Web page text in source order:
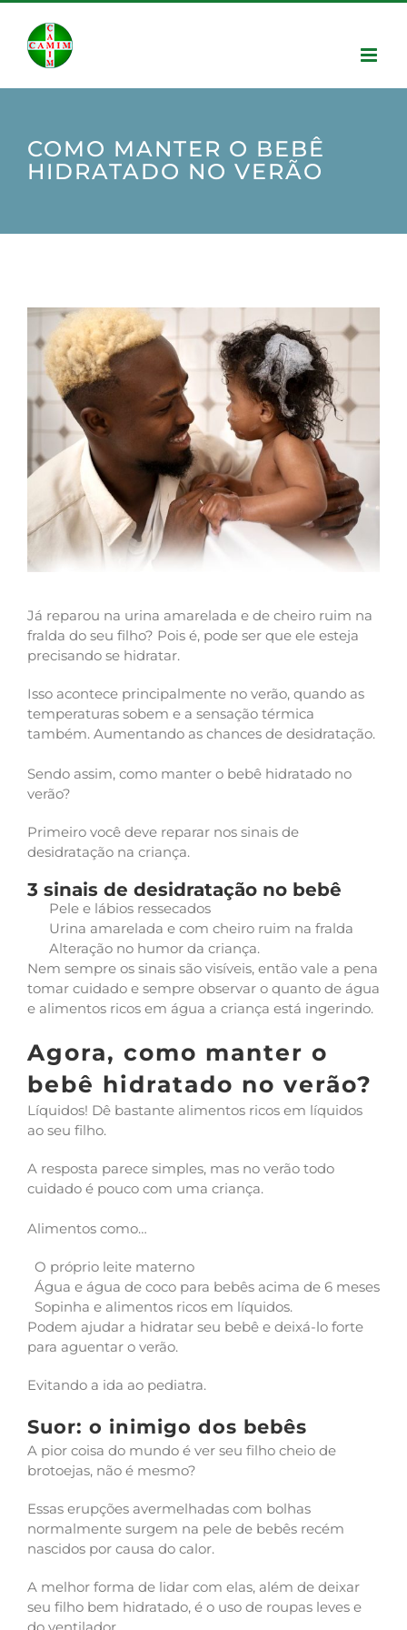
COMO MANTER O BEBÊ
HIDRATADO NO VERÃO
Já reparou na urina amarelada e de cheiro ruim na
fralda do seu filho? Pois é, pode ser que ele esteja
precisando se hidratar.
Isso acontece principalmente no verão, quando as
temperaturas sobem e a sensação térmica
também. Aumentando as chances de desidratação.
Sendo assim, como manter o bebê hidratado no
verão?
Primeiro você deve reparar nos sinais de
desidratação na criança.
3 sinais de desidratação no bebê
Pele e lábios ressecados
Urina amarelada e com cheiro ruim na fralda
Alteração no humor da criança.
Nem sempre os sinais são visíveis, então vale a pena
tomar cuidado e sempre observar o quanto de água
e alimentos ricos em água a criança está ingerindo.
Agora, como manter o
bebê hidratado no verão?
Líquidos! Dê bastante alimentos ricos em líquidos
ao seu filho.
A resposta parece simples, mas no verão todo
cuidado é pouco com uma criança.
Alimentos como…
O próprio leite materno
Água e água de coco para bebês acima de 6 meses
Sopinha e alimentos ricos em líquidos.
Podem ajudar a hidratar seu bebê e deixá-lo forte
para aguentar o verão.
Evitando a ida ao pediatra.
Suor: o inimigo dos bebês
A pior coisa do mundo é ver seu filho cheio de
brotoejas, não é mesmo?
Essas erupções avermelhadas com bolhas
normalmente surgem na pele de bebês recém
nascidos por causa do calor.
A melhor forma de lidar com elas, além de deixar
seu filho bem hidratado, é o uso de roupas leves e